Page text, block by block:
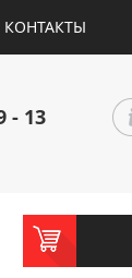
КОНТАКТЫ
- 13